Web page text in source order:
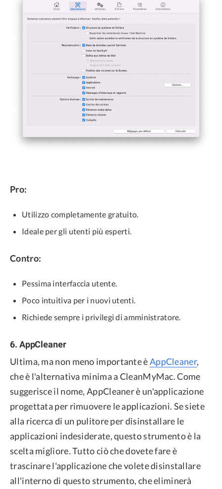
Pro:
Utilizzo completamente gratuito.
Ideale per gli utenti più esperti.
Contro:
Pessima interfaccia utente.
Poco intuitiva per i nuovi utenti.
Richiede sempre i privilegi di amministratore.
6. AppCleaner
Ultima, ma non meno importante èAppCleaner,
che è l'alternativa minima a CleanMyMac. Come
suggerisce il nome, AppCleaner è un'applicazione
progettata per rimuovere le applicazioni. Se siete
alla ricerca di un pulitore per disinstallare le
applicazioni indesiderate, questo strumento è la
scelta migliore. Tutto ciò che dovete fare è
trascinare l'applicazione che volete disinstallare
all'interno di questo strumento, che eliminerà